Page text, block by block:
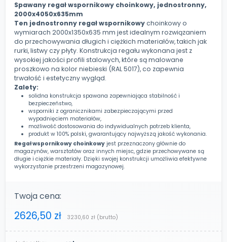
Spawany regał wspornikowy choinkowy, jednostronny,
2000x4050x635mm
Ten jednostronny regał wspornikowychoinkowy o
wymiarach 2000x1350x635 mm jest idealnym rozwiązaniem
do przechowywania długich i ciężkich materiałów, takich jak
rurki, listwy czy płyty. Konstrukcja regału wykonana jest z
wysokiej jakości profili stalowych, które są malowane
proszkowo na kolor niebieski (RAL 5017), co zapewnia
trwałość i estetyczny wygląd.
Zalety:
solidna konstrukcja spawana zapewniająca stabilność i
bezpieczeństwo,
wsporniki z ogranicznikami zabezpieczającymi przed
wypadnięciem materiałów,
możliwość dostosowania do indywidualnych potrzeb klienta,
produkt w 100% polski, gwarantujący najwyższą jakość wykonania.
Regał wspornikowy choinkowy jest przeznaczony głównie do
magazynów, warsztatów oraz innych miejsc, gdzie przechowywane są
długie i ciężkie materiały. Dzięki swojej konstrukcji umożliwia efektywne
wykorzystanie przestrzeni magazynowej.
Twoja cena:
2626,50 zł 3230,60 zł (brutto)